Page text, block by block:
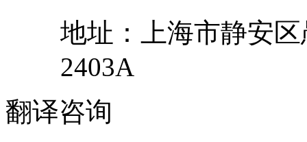
地址：
上海市静安区
2403A
翻译咨询